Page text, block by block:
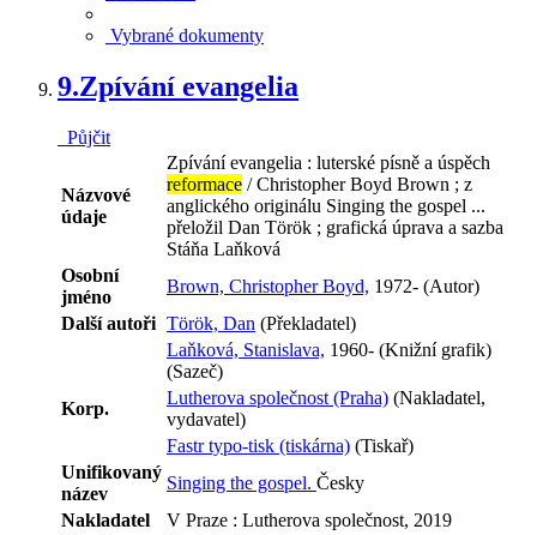
Vybrané dokumenty
9.Zpívání evangelia
Půjčit
Názvové
údaje
Zpívání evangelia : luterské písně a úspěch
reformace / Christopher Boyd Brown ; z
anglického originálu Singing the gospel ...
přeložil Dan Török ; grafická úprava a sazba
Stáňa Laňková
Osobní
jméno
Brown, Christopher Boyd, 1972- (Autor)
Další autoři Török, Dan (Překladatel)
Laňková, Stanislava, 1960- (Knižní grafik)
(Sazeč)
Korp.
Lutherova společnost (Praha) (Nakladatel,
vydavatel)
Fastr typo-tisk (tiskárna) (Tiskař)
Unifikovaný
název
Singing the gospel. Česky
Nakladatel
V Praze : Lutherova společnost, 2019